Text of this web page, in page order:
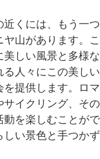
近くには、もう一
ヤ山があります。
美しい風景と多様
人々にこの美し
提供します。ロマ
イクリング、そ
動を楽しむことが
しい景色と手つか